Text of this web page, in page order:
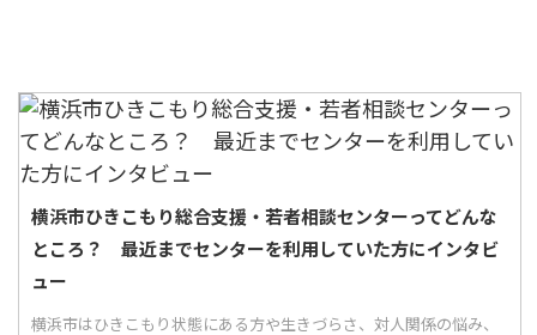
横浜市ひきこもり総合支援・若者相談センターってどんな
ところ？ 最近までセンターを利用していた方にインタビ
ュー
横浜市はひきこもり状態にある方や生きづらさ、対人関係の悩み、